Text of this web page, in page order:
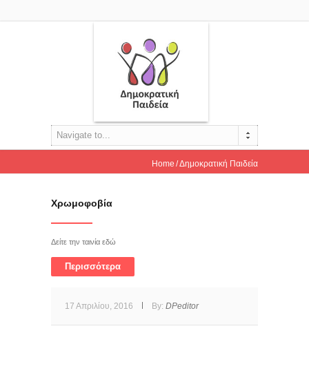
Navigate to...
Home Δημοκρατική Παιδεία
Χρωμοφοβία
Δείτε την ταινία εδώ
Περισσότερα
17 Απριλίου, 2016 By: DPeditor